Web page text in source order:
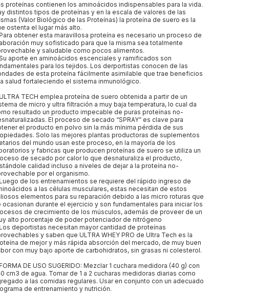
proteínas contienen los aminoácidos indispensables para la vida.
distintos tipos de proteínas y en la escala de valores de las
(Valor Biológico de las Proteínas) la proteína de suero es la
ostenta el lugar más alto.
obtener esta maravillosa proteína es necesario un proceso de
muy sofisticado para que la misma sea totalmente
y saludable como pocos alimentos.
aporte en aminoácidos escenciales y ramificados son
para los tejidos. Los derportistas conocen de las
de esta proteína fácilmente asimilable que trae beneficios
salud fortaleciendo el sistema inmunológico.
TECH emplea proteína de suero obtenida a partir de un
de micro y ultra filtración a muy baja temperatura, lo cual da
resultado un producto impecable de puras proteínas no-
El proceso de secado “SPRAY” es clave para
el producto en polvo sin la más mínima pérdida de sus
Solo las mejores plantas productoras de suplementos
del mundo usan este proceso, en la mayoría de los
y fabricas que producen proteínas de suero se utiliza un
de secado por calor lo que desnaturaliza el producto,
calidad incluso a niveles de dejar a la proteína no-
por el organismo.
de los entrenamientos se requiere del rápido ingreso de
a las células musculares, estas necesitan de estos
elementos para su reparación debido a las micro roturas que
ocasionan durante el ejercicio y son fundamentales para iniciar los
de crecimiento de los músculos, además de proveer de un
alto porcentaje de poder potenciador de nitrógeno
deportistas necesitan mayor cantidad de proteínas
y saben que ULTRA WHEY PRO de Ultra Tech es la
de mejor y más rápida absorción del mercado, de muy buen
con muy bajo aporte de carbohidratos, sin grasas ni colesterol.
DE USO SUGERIDO: Mezclar 1 cuchara medidora (40 g) con
cm3 de agua. Tomar de 1 a 2 cucharas medidoras diarias como
a las comidas regulares. Usar en conjunto con un adecuado
de entrenamiento y nutrición.